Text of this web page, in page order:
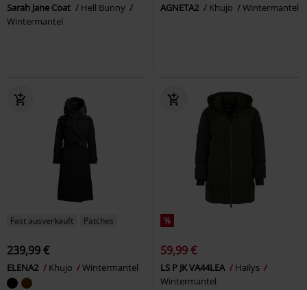
Sarah Jane Coat
Hell Bunny
Wintermantel
AGNETA2 Khujo Wintermantel
Fast ausverkauft Patches
239,99 €
ELENA2 Khujo Wintermantel
%
59,99 €
LS P JK VA44LEA
Hailys
Wintermantel